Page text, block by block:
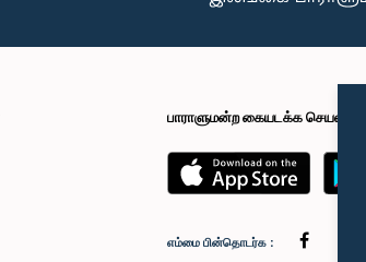
பாராளுமன்ற கையடக்க செயலி
எம்மை பின்தொடர்க :